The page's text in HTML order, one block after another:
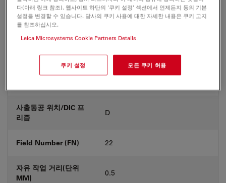
상품 번호
보정링(CORR) -
사출동공 위치/DIC 프
리즘
D
Field Number (FN) 22
자유 작업 거리(단위
MM)
0.5
다(아래 링크 참조). 웹사이트 하단의 '쿠키 설정' 섹션에서 언제든지 동의 기본
설정을 변경할 수 있습니다. 당사의 쿠키 사용에 대한 자세한 내용은 쿠키 고지
를 참조하십시오.
Leica Microsystems Cookie Partners Details
쿠키 설정 모든 쿠키 허용